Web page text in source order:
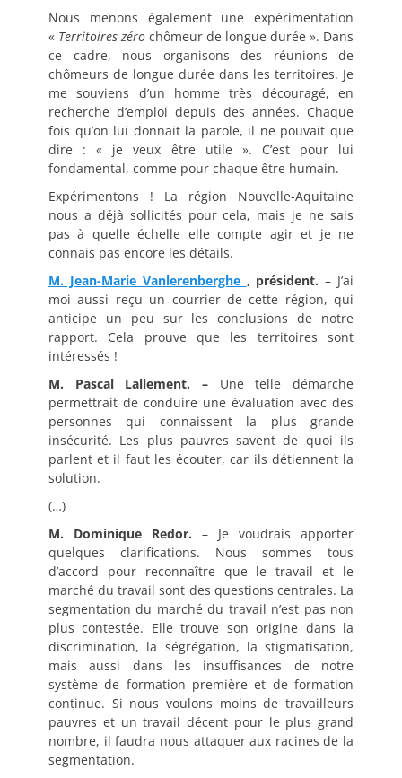
Nous menons également une expérimentation
« Territoires zéro chômeur de longue durée ». Dans
ce cadre, nous organisons des réunions de
chômeurs de longue durée dans les territoires. Je
me souviens d’un homme très découragé, en
recherche d’emploi depuis des années. Chaque
fois qu’on lui donnait la parole, il ne pouvait que
dire : « je veux être utile ». C’est pour lui
fondamental, comme pour chaque être humain.
Expérimentons ! La région Nouvelle-Aquitaine
nous a déjà sollicités pour cela, mais je ne sais
pas à quelle échelle elle compte agir et je ne
connais pas encore les détails.
M. Jean-Marie Vanlerenberghe , président.– J’ai
moi aussi reçu un courrier de cette région, qui
anticipe un peu sur les conclusions de notre
rapport. Cela prouve que les territoires sont
intéressés !
M. Pascal Lallement. – Une telle démarche
permettrait de conduire une évaluation avec des
personnes qui connaissent la plus grande
insécurité. Les plus pauvres savent de quoi ils
parlent et il faut les écouter, car ils détiennent la
solution.
(…)
M. Dominique Redor. – Je voudrais apporter
quelques clarifications. Nous sommes tous
d’accord pour reconnaître que le travail et le
marché du travail sont des questions centrales. La
segmentation du marché du travail n’est pas non
plus contestée. Elle trouve son origine dans la
discrimination, la ségrégation, la stigmatisation,
mais aussi dans les insuffisances de notre
système de formation première et de formation
continue. Si nous voulons moins de travailleurs
pauvres et un travail décent pour le plus grand
nombre, il faudra nous attaquer aux racines de la
segmentation.